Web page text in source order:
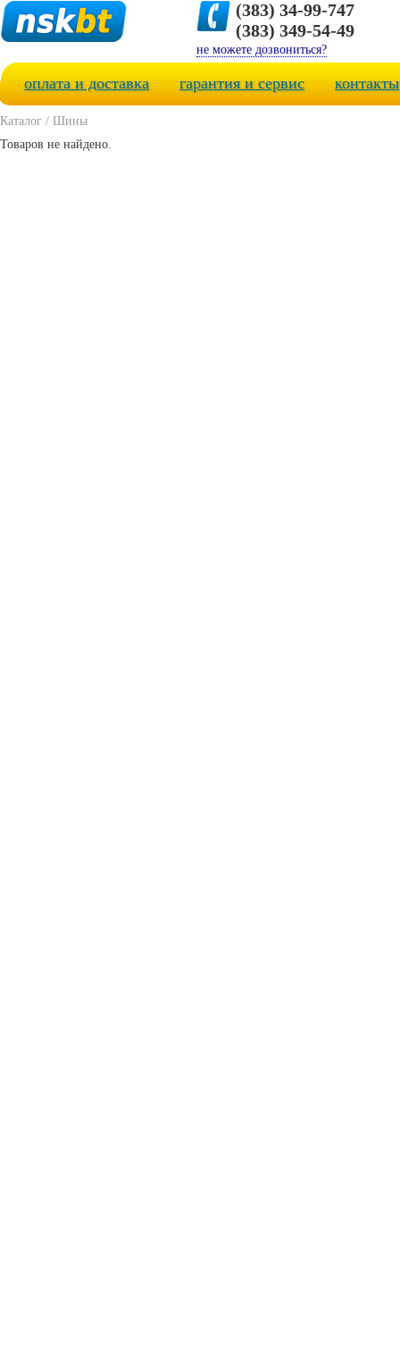
(383) 34-99-747
(383) 349-54-49
не можете дозвониться?
оплата и доставка гарантия и сервис контакты
Каталог / Шины
Товаров не найдено.